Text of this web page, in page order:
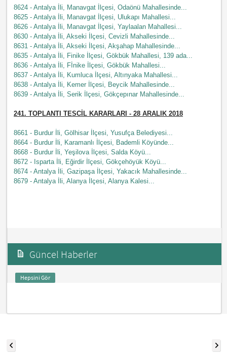
8624 - Antalya İli, Manavgat İlçesi, Odaönü Mahallesinde...
8625 - Antalya İli, Manavgat İlçesi, Ulukapı Mahallesi...
8626 - Antalya İli, Manavgat İlçesi, Yaylaalan Mahallesi...
8630 - Antalya İli, Akseki İlçesi, Cevizli Mahallesinde...
8631 - Antalya İli, Akseki İlçesi, Akşahap Mahallesinde...
8635 - Antalya İli, Finike İlçesi, Gökbük Mahallesi, 139 ada...
8636 - Antalya İli, Fİnike İlçesi, Gökbük Mahallesi...
8637 - Antalya İli, Kumluca İlçesi, Altınyaka Mahallesi...
8638 - Antalya İli, Kemer İlçesi, Beycik Mahallesinde...
8639 - Antalya İli, Serik İlçesi, Gökçepınar Mahallesinde...
241. TOPLANTI TESCİL KARARLARI - 28 ARALIK 2018
8661 - Burdur İli, Gölhisar İlçesi, Yusufça Belediyesi...
8664 - Burdur İli, Karamanlı İlçesi, Bademli Köyünde...
8668 - Burdur İli, Yeşilova İlçesi, Salda Köyü...
8672 - Isparta İli, Eğirdir İlçesi, Gökçehöyük Köyü...
8674 - Antalya İli, Gazipaşa İlçesi, Yakacık Mahallesinde...
8679 - Antalya İli, Alanya İlçesi, Alanya Kalesi...
Güncel Haberler
Hepsini Gör